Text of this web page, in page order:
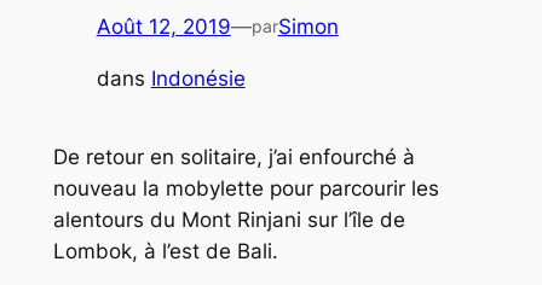
Août 12, 2019—parSimon
dans Indonésie
De retour en solitaire, j’ai enfourché à
nouveau la mobylette pour parcourir les
alentours du Mont Rinjani sur l’île de
Lombok, à l’est de Bali.